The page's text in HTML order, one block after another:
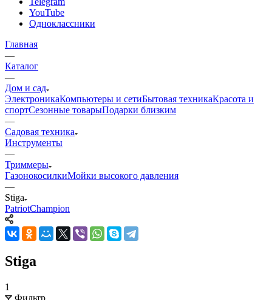
YouTube
Одноклассники
Главная
—
Каталог
—
Дом и сад
ЭлектроникаКомпьютеры и сетиБытовая техникаКрасота и
спортСезонные товарыПодарки близким
—
Садовая техника
Инструменты
—
Триммеры
ГазонокосилкиМойки высокого давления
—
Stiga
PatriotChampion
Stiga
1
Фильтр